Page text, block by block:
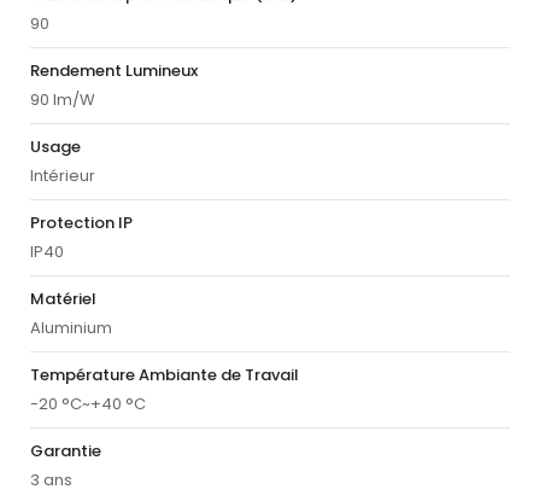
90
Rendement Lumineux
90 lm/W
Usage
Intérieur
Protection IP
IP40
Matériel
Aluminium
Température Ambiante de Travail
-20 °C~+40 °C
Garantie
3 ans